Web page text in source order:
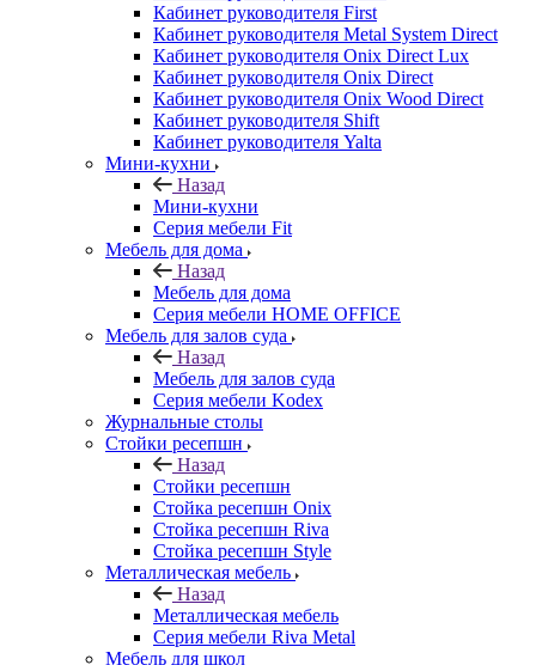
Кабинет руководителя First
Кабинет руководителя Metal System Direct
Кабинет руководителя Onix Direct Lux
Кабинет руководителя Onix Direct
Кабинет руководителя Onix Wood Direct
Кабинет руководителя Shift
Кабинет руководителя Yalta
Мини-кухни
Назад
Мини-кухни
Серия мебели Fit
Мебель для дома
Назад
Мебель для дома
Серия мебели HOME OFFICE
Мебель для залов суда
Назад
Мебель для залов суда
Серия мебели Kodex
Журнальные столы
Стойки ресепшн
Назад
Стойки ресепшн
Стойка ресепшн Onix
Стойка ресепшн Riva
Стойка ресепшн Style
Металлическая мебель
Назад
Металлическая мебель
Серия мебели Riva Metal
Мебель для школ